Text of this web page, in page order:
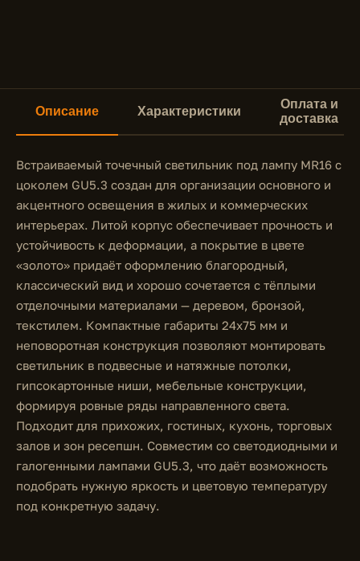
Описание Характеристики
Оплата и
доставка
Встраиваемый точечный светильник под лампу MR16 с
цоколем GU5.3 создан для организации основного и
акцентного освещения в жилых и коммерческих
интерьерах. Литой корпус обеспечивает прочность и
устойчивость к деформации, а покрытие в цвете
«золото» придаёт оформлению благородный,
классический вид и хорошо сочетается с тёплыми
отделочными материалами — деревом, бронзой,
текстилем. Компактные габариты 24x75 мм и
неповоротная конструкция позволяют монтировать
светильник в подвесные и натяжные потолки,
гипсокартонные ниши, мебельные конструкции,
формируя ровные ряды направленного света.
Подходит для прихожих, гостиных, кухонь, торговых
залов и зон ресепшн. Совместим со светодиодными и
галогенными лампами GU5.3, что даёт возможность
подобрать нужную яркость и цветовую температуру
под конкретную задачу.